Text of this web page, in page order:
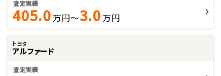
査定実績
405.0 万円～3.0 万円
トヨタ
アルファード
査定実績